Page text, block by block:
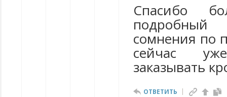
Спасибо
сомнения по
сейчас
заказывать
ОТВЕТИТЬ